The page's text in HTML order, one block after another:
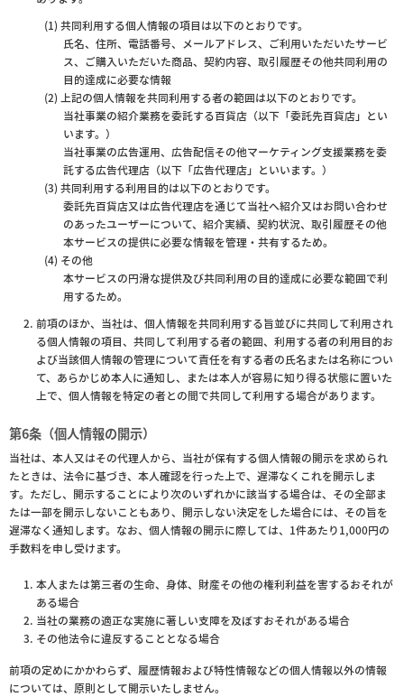
共同利用する個人情報の項目は以下のとおりです。
氏名、住所、電話番号、メールアドレス、ご利用いただいたサービ
ス、ご購入いただいた商品、契約内容、取引履歴その他共同利用の
目的達成に必要な情報
上記の個人情報を共同利用する者の範囲は以下のとおりです。
当社事業の紹介業務を委託する百貨店（以下「委託先百貨店」とい
います。）
当社事業の広告運用、広告配信その他マーケティング支援業務を委
託する広告代理店（以下「広告代理店」といいます。）
共同利用する利用目的は以下のとおりです。
委託先百貨店又は広告代理店を通じて当社へ紹介又はお問い合わせ
のあったユーザーについて、紹介実績、契約状況、取引履歴その他
本サービスの提供に必要な情報を管理・共有するため。
その他
本サービスの円滑な提供及び共同利用の目的達成に必要な範囲で利
用するため。
前項のほか、当社は、個人情報を共同利用する旨並びに共同して利用され
る個人情報の項目、共同して利用する者の範囲、利用する者の利用目的お
よび当該個人情報の管理について責任を有する者の氏名または名称につい
て、あらかじめ本人に通知し、または本人が容易に知り得る状態に置いた
上で、個人情報を特定の者との間で共同して利用する場合があります。
第6条（個人情報の開示）
当社は、本人又はその代理人から、当社が保有する個人情報の開示を求められ
たときは、法令に基づき、本人確認を行った上で、遅滞なくこれを開示しま
す。ただし、開示することにより次のいずれかに該当する場合は、その全部ま
たは一部を開示しないこともあり、開示しない決定をした場合には、その旨を
遅滞なく通知します。なお、個人情報の開示に際しては、1件あたり1,000円の
手数料を申し受けます。
本人または第三者の生命、身体、財産その他の権利利益を害するおそれが
ある場合
当社の業務の適正な実施に著しい支障を及ぼすおそれがある場合
その他法令に違反することとなる場合
前項の定めにかかわらず、履歴情報および特性情報などの個人情報以外の情報
については、原則として開示いたしません。